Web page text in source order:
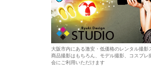
大阪市内にある激安・低価格のレンタル撮影
商品撮影はもちろん、モデル撮影、コスプレ
会にご利用いただけます